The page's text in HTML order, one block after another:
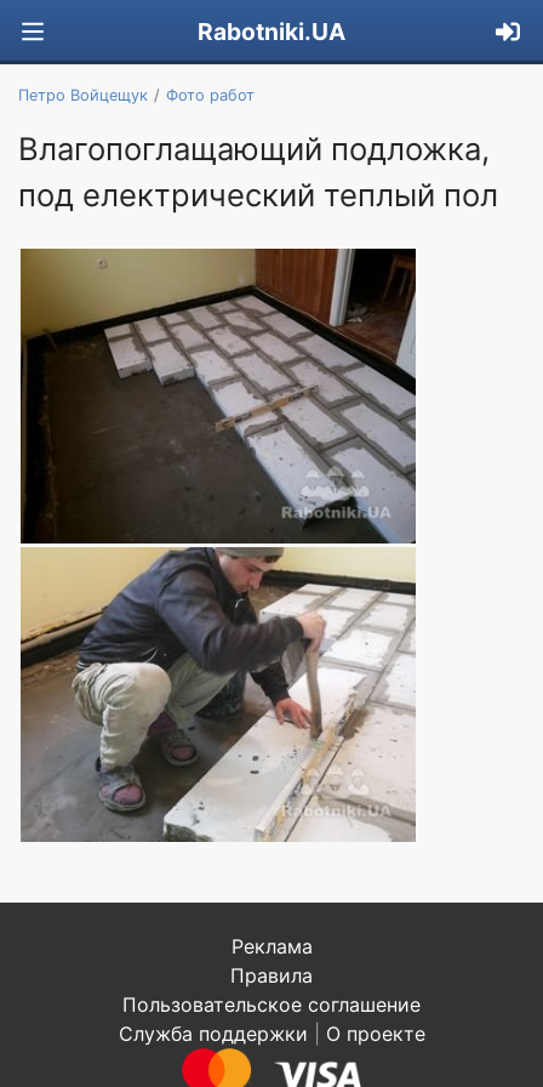
Rabotniki.UA
Петро Войцещук Фото работ
Влагопоглащающий подложка,
под електрический теплый пол
Реклама
Правила
Пользовательское соглашение
Служба поддержки
О проекте